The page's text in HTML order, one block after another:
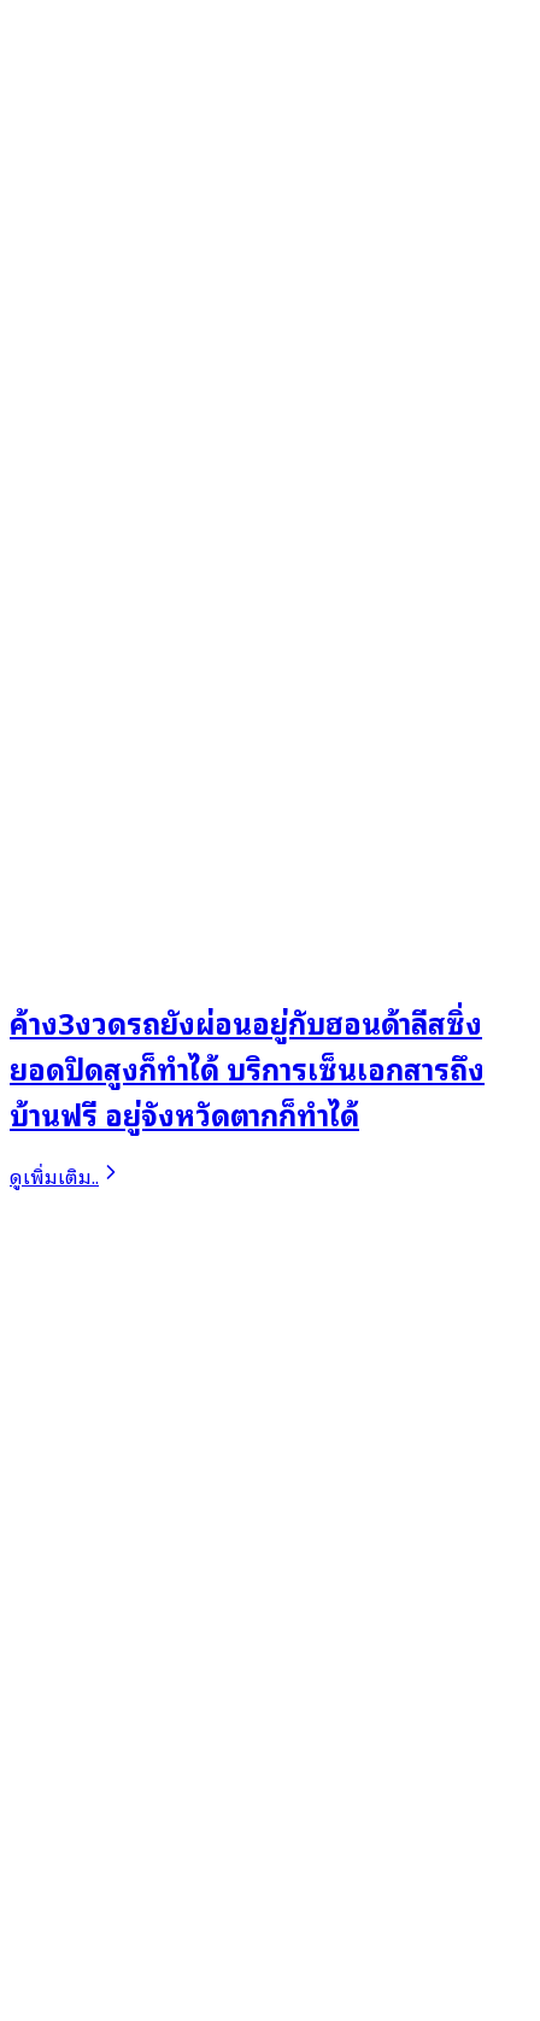
ค้าง3งวดรถยังผ่อนอยู่กับฮอนด้าลีสซิ่ง
ยอดปิดสูงก็ทำได้ บริการเซ็นเอกสารถึง
บ้านฟรี อยู่จังหวัดตากก็ทำได้
ดูเพิ่มเติม..